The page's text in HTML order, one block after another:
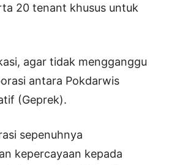
20 tenant khusus untuk
agar tidak mengganggu
antara Pokdarwis
(Geprek).
sepenuhnya
kepercayaan kepada